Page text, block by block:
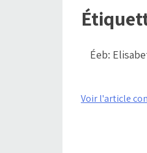
Éeb:
Voir l'article